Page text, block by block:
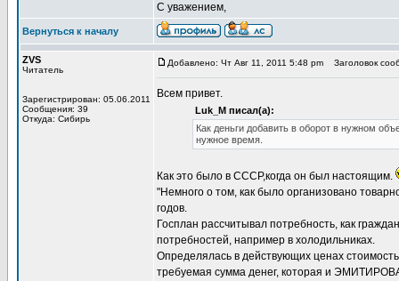
С уважением,
Вернуться к началу
ZVS
Читатель
Зарегистрирован: 05.06.2011
Сообщения: 39
Откуда: Сибирь
Добавлено: Чт Авг 11, 2011 5:48 pm Заголовок
Всем привет.
Luk_M писал(а):
Как деньги добавить в оборот в нужном
нужное время.
Как это было в СССР,когда он был настоящим.
"Немного о том, как было организовано
годов.
Госплан рассчитывал потребность, как
потребностей, например в холодильниках.
Определялась в действующих ценах
требуемая сумма денег, которая и